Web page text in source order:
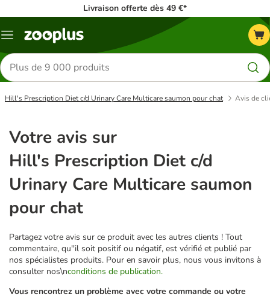
Livraison offerte dès 49 €*
Menu
Rechercher
des
produits
Hill's Prescription Diet c/d Urinary Care Multicare saumon pour chat Avis de
Votre avis sur
Hill's Prescription Diet c/d
Urinary Care Multicare saumon
pour chat
Partagez votre avis sur ce produit avec les autres clients ! Tout
commentaire, qu''il soit positif ou négatif, est vérifié et publié par
nos spécialistes produits. Pour en savoir plus, nous vous invitons à
consulter nos\nconditions de publication.
Vous rencontrez un problème avec votre commande ou votre